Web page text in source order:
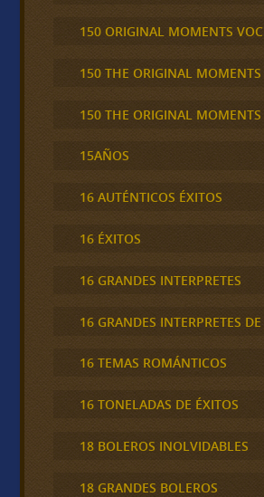
150 ORIGINAL MOMENTS
150 THE ORIGINAL MOMENTS
150 THE ORIGINAL
15AÑOS
16 AUTÉNTICOS ÉXITOS
16 ÉXITOS
16 GRANDES INTERPRETES
16 GRANDES INTERPRETES DE
16 TEMAS ROMÁNTICOS
16 TONELADAS DE ÉXITOS
18 BOLEROS INOLVIDABLES
18 GRANDES BOLEROS